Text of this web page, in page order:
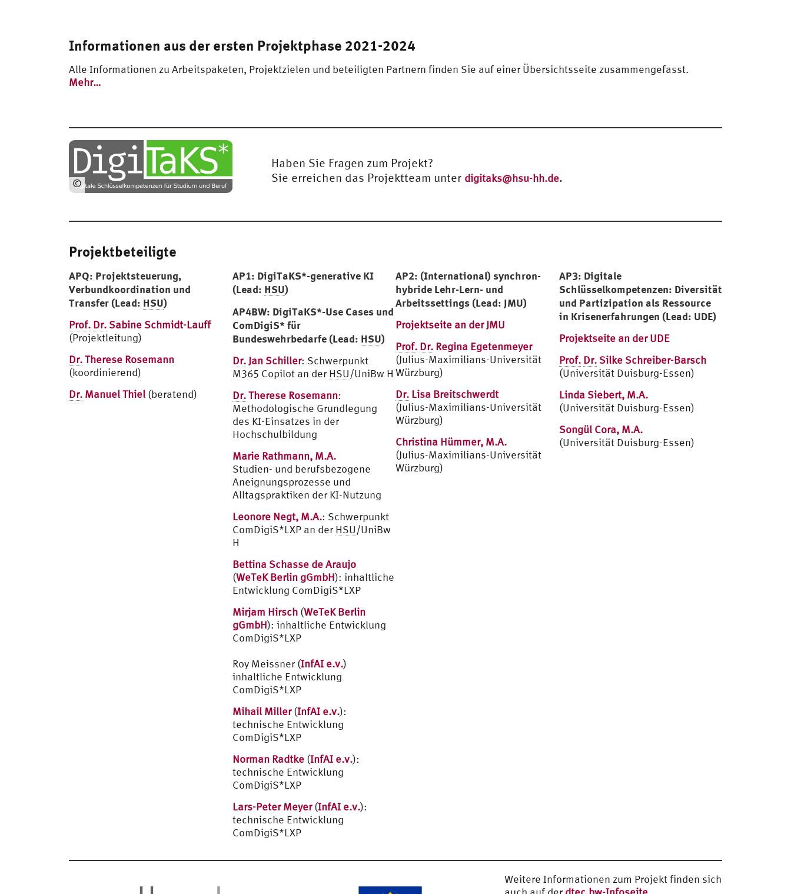
Informationen aus der ersten Projektphase 2021-2024
Alle Informationen zu Arbeitspaketen, Projektzielen und beteiligten Partnern finden Sie auf einer Übersichtsseite zusammengefasst.
Mehr…
©
Projekt
Haben Sie Fragen zum Projekt?
Sie erreichen das Projektteam unter digitaks@hsu-hh.de.
Projektbeteiligte
APQ: Projektsteuerung,
Verbundkoordination und
Transfer (Lead: HSU)
Prof. Dr. Sabine Schmidt-Lauff
(Projektleitung)
Dr.Therese Rosemann
(koordinierend)
Dr. Manuel Thiel (beratend)
AP1: DigiTaKS*-generative KI
(Lead: HSU)
AP4BW: DigiTaKS*-Use Cases und
ComDigiS* für
Bundeswehrbedarfe (Lead: HSU)
Dr.Jan Schiller: Schwerpunkt
M365 Copilot an der HSU/UniBw H
Dr.Therese Rosemann:
Methodologische Grundlegung
des KI-Einsatzes in der
Hochschulbildung
Marie Rathmann, M.A.
Studien- und berufsbezogene
Aneignungsprozesse und
Alltagspraktiken der KI-Nutzung
Leonore Negt, M.A.: Schwerpunkt
ComDigiS*LXP an der HSU/UniBw
H
Bettina Schasse de Araujo
(WeTeK Berlin gGmbH): inhaltliche
Entwicklung ComDigiS*LXP
Mirjam Hirsch(WeTeK Berlin
gGmbH): inhaltliche Entwicklung
ComDigiS*LXP
Roy Meissner (InfAI e.v.)
inhaltliche Entwicklung
ComDigiS*LXP
Mihail Miller(InfAI e.v.):
technische Entwicklung
ComDigiS*LXP
Norman Radtke(InfAI e.v.):
technische Entwicklung
ComDigiS*LXP
Lars-Peter Meyer(InfAI e.v.):
technische Entwicklung
ComDigiS*LXP
AP2: (International) synchron-
hybride Lehr-Lern- und
Arbeitssettings (Lead: JMU)
Projektseite an der JMU
Prof. Dr. Regina Egetenmeyer
(Julius-Maximilians-Universität
Würzburg)
Dr. Lisa Breitschwerdt
(Julius-Maximilians-Universität
Würzburg)
Christina Hümmer, M.A.
(Julius-Maximilians-Universität
Würzburg)
AP3: Digitale
Schlüsselkompetenzen: Diversität
und Partizipation als Ressource
in Krisenerfahrungen (Lead: UDE)
Projektseite an der UDE
Prof. Dr.Silke Schreiber-Barsch
(Universität Duisburg-Essen)
Linda Siebert, M.A.
(Universität Duisburg-Essen)
Songül Cora, M.A.
(Universität Duisburg-Essen)
Weitere Informationen zum Projekt finden sich